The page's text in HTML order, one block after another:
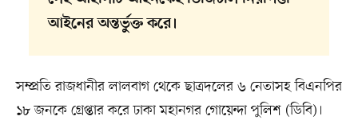
আইনের অন্তর্ভুক্ত করে।
সম্প্রতি রাজধানীর লালবাগ থেকে ছাত্রদলের ৬ নেতাসহ বিএনপির
১৮ জনকে গ্রেপ্তার করে ঢাকা মহানগর গোয়েন্দা পুলিশ (ডিবি)।